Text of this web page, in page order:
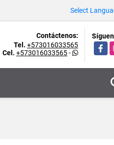
Select
Contáctenos:
Tel. +573016033565
Cel. +573016033565-